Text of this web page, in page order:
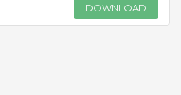
DOWNLOAD